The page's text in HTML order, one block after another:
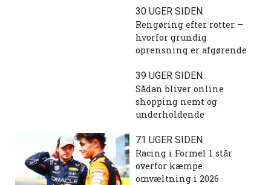
30 UGER SIDEN
Rengøring efter rotter –
hvorfor grundig
oprensning er afgørende
39 UGER SIDEN
Sådan bliver online
shopping nemt og
underholdende
71 UGER SIDEN
Racing i Formel 1 står
overfor kæmpe
omvæltning i 2026